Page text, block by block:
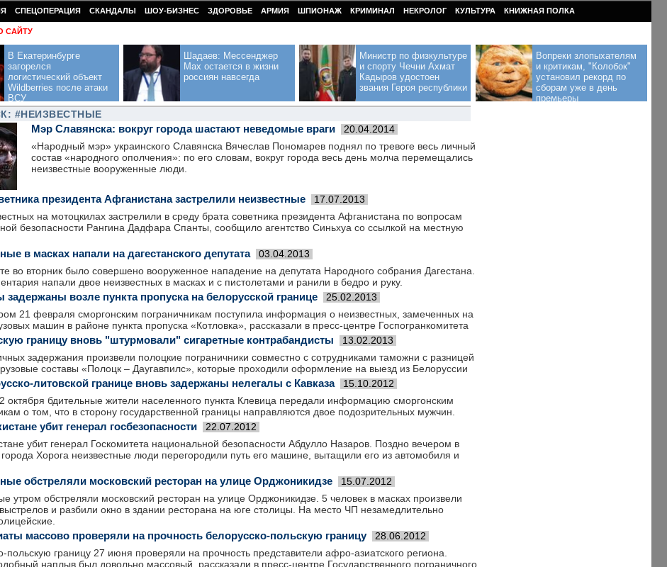
СПЕЦОПЕРАЦИЯ СКАНДАЛЫ ШОУ-БИЗНЕС ЗДОРОВЬЕ АРМИЯ ШПИОНАЖ КРИМИНАЛ НЕКРОЛОГ КУЛЬТУРА КНИЖНАЯ ПОЛКА
САЙТУ
В Екатеринбурге
загорелся
логистический объект
Wildberries после атаки
ВСУ
Шадаев: Мессенджер
Max остается в жизни
россиян навсегда
Министр по физкультуре
и спорту Чечни Ахмат
Кадыров удостоен
звания Героя республики
Вопреки злопыхателям
и критикам, "Колобок"
установил рекорд по
сборам уже в день
премьеры
#НЕИЗВЕСТНЫЕ
Мэр Славянска: вокруг города шастают неведомые враги 20.04.2014
«Народный мэр» украинского Славянска Вячеслав Пономарев поднял по тревоге весь личный
состав «народного ополчения»: по его словам, вокруг города весь день молча перемещались
неизвестные вооруженные люди.
президента Афганистана застрелили неизвестные 17.07.2013
на мотоцкилах застрелили в среду брата советника президента Афганистана по вопросам
безопасности Рангина Дадфара Спанты, сообщило агентство Синьхуа со ссылкой на местную
в масках напали на дагестанского депутата 03.04.2013
во вторник было совершено вооруженное нападение на депутата Народного собрания Дагестана.
напали двое неизвестных в масках и с пистолетами и ранили в бедро и руку.
задержаны возле пункта пропуска на белорусской границе 25.02.2013
21 февраля сморгонским пограничникам поступила информация о неизвестных, замеченных на
машин в районе пункта пропуска «Котловка», рассказали в пресс-центре Госпогранкомитета
границу вновь "штурмовали" сигаретные контрабандисты 13.02.2013
задержания произвели полоцкие пограничники совместно с сотрудниками таможни с разницей
составы «Полоцк – Даугавпилс», которые проходили оформление на выезд из Белоруссии
литовской границе вновь задержаны нелегалы с Кавказа 15.10.2012
октября бдительные жители населенного пункта Клевица передали информацию сморгонским
о том, что в сторону государственной границы направляются двое подозрительных мужчин.
убит генерал госбезопасности 22.07.2012
убит генерал Госкомитета национальной безопасности Абдулло Назаров. Поздно вечером в
Хорога неизвестные люди перегородили путь его машине, вытащили его из автомобиля и
обстреляли московский ресторан на улице Орджоникидзе 15.07.2012
утром обстреляли московский ресторан на улице Орджоникидзе. 5 человек в масках произвели
и разбили окно в здании ресторана на юге столицы. На место ЧП незамедлительно
массово проверяли на прочность белорусско-польскую границу 28.06.2012
польскую границу 27 июня проверяли на прочность представители афро-азиатского региона.
наплыв был довольно массовый, рассказали в пресс-центре Государственного пограничного